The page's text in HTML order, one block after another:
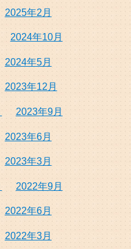
2025年2月
2024年10月
2024年5月
2023年12月
2023年9月
2023年6月
2023年3月
2022年9月
2022年6月
2022年3月